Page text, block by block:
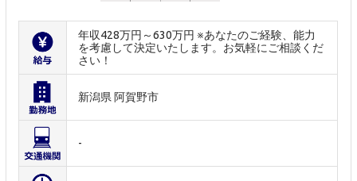
年収428万円～630万円 ※あなたのご経験、能力
を考慮して決定いたします。お気軽にご相談くだ
さい！
新潟県 阿賀野市
-